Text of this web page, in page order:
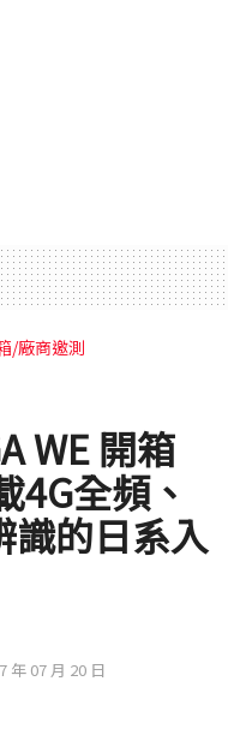
/廠商邀測
WE 開箱
4G全頻、
識的日系入
年 07 月 20 日